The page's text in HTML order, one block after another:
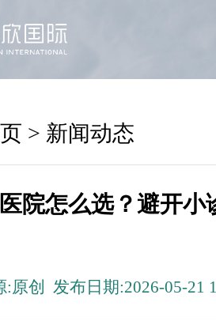
> 新闻动态
院怎么选？避开小
原创 发布日期:2026-05-21